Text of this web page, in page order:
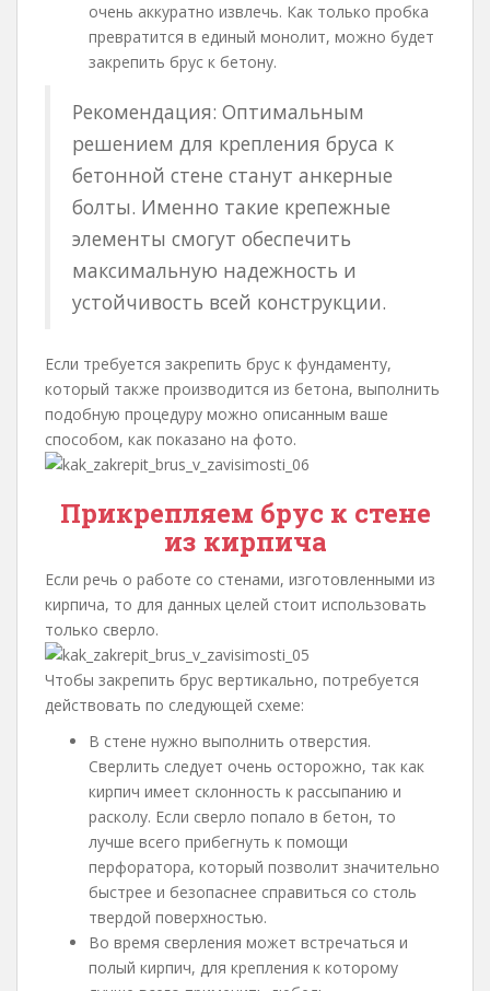
очень аккуратно извлечь. Как только пробка
превратится в единый монолит, можно будет
закрепить брус к бетону.
Рекомендация: Оптимальным
решением для крепления бруса к
бетонной стене станут анкерные
болты. Именно такие крепежные
элементы смогут обеспечить
максимальную надежность и
устойчивость всей конструкции.
Если требуется закрепить брус к фундаменту,
который также производится из бетона, выполнить
подобную процедуру можно описанным ваше
способом, как показано на фото.
Прикрепляем брус к стене
из кирпича
Если речь о работе со стенами, изготовленными из
кирпича, то для данных целей стоит использовать
только сверло.
Чтобы закрепить брус вертикально, потребуется
действовать по следующей схеме:
В стене нужно выполнить отверстия.
Сверлить следует очень осторожно, так как
кирпич имеет склонность к рассыпанию и
расколу. Если сверло попало в бетон, то
лучше всего прибегнуть к помощи
перфоратора, который позволит значительно
быстрее и безопаснее справиться со столь
твердой поверхностью.
Во время сверления может встречаться и
полый кирпич, для крепления к которому